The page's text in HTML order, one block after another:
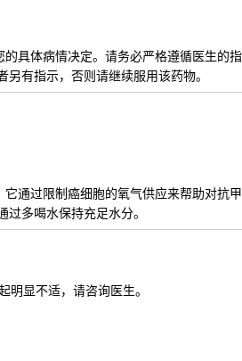
具体病情决定。请务必严格遵循医生的
有指示，否则请继续服用该药物。
通过限制癌细胞的氧气供应来帮助对抗
多喝水保持充足水分。
显不适，请咨询医生。